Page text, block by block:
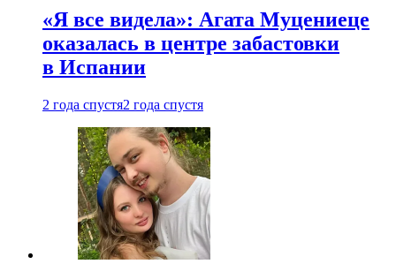
«Я все видела»: Агата Муцениеце
оказалась в центре забастовки
в Испании
2 года спустя2 года спустя